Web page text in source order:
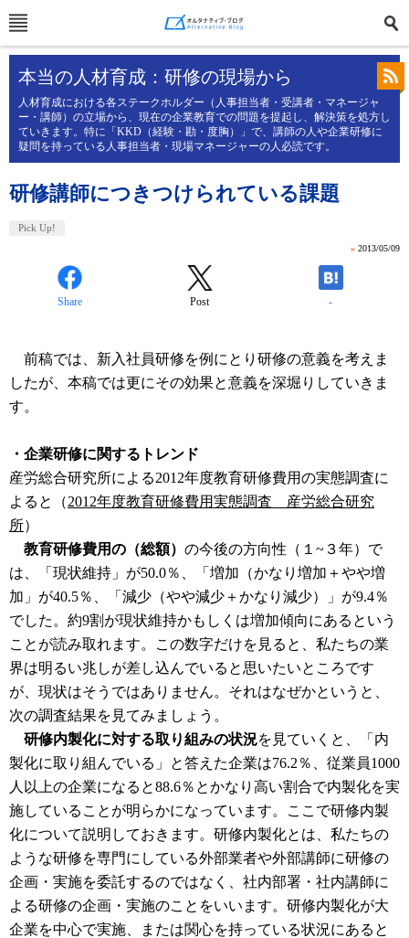
本当の人材育成：研修の現場から
人材育成における各ステークホルダー（人事担当者・受講者・マネージャ
ー・講師）の立場から、現在の企業教育での問題を提起し、解決策を処方し
ていきます。特に「KKD（経験・勘・度胸）」で、講師の人や企業研修に
疑問を持っている人事担当者・現場マネージャーの人必読です。
研修講師につきつけられている課題
Pick Up!
» 2013/05/09
Share Post -
前稿では、新入社員研修を例にとり研修の意義を考えま
したが、本稿では更にその効果と意義を深堀りしていきま
す。
・企業研修に関するトレンド
産労総合研究所による2012年度教育研修費用の実態調査に
よると（2012年度教育研修費用実態調査 産労総合研究
所）
教育研修費用の（総額） の今後の方向性（１~３年）で
は、「現状維持」が50.0％、「増加（かなり増加＋やや増
加」が40.5％、「減少（やや減少＋かなり減少）」が9.4％
でした。約9割が現状維持かもしくは増加傾向にあるという
ことが読み取れます。この数字だけを見ると、私たちの業
界は明るい兆しが差し込んでいると思いたいところです
が、現状はそうではありません。それはなぜかというと、
次の調査結果を見てみましょう。
研修内製化に対する取り組みの状況を見ていくと、「内
製化に取り組んでいる」と答えた企業は76.2％、従業員1000
人以上の企業になると88.6％とかなり高い割合で内製化を実
施していることが明らかになっています。ここで研修内製
化について説明しておきます。研修内製化とは、私たちの
ような研修を専門にしている外部業者や外部講師に研修の
企画・実施を委託するのではなく、社内部署・社内講師に
よる研修の企画・実施のことをいいます。研修内製化が大
企業を中心で実施、または関心を持っている状況にあると